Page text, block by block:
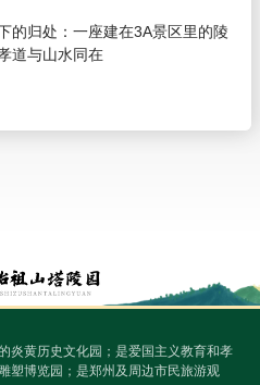
的归处：一座建在3A景区里的陵
道与山水同在
炎黄历史文化园；是爱国主义教育和孝
塑博览园；是郑州及周边市民旅游观